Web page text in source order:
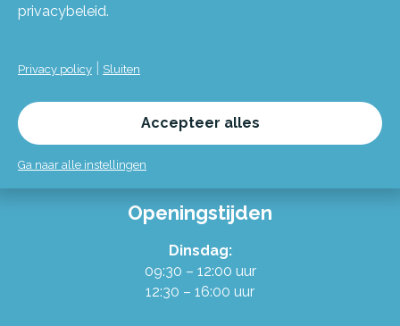
Alles over de Ruilwinkel
Werken in de Ruilwinkel
Spekhofstraat 15
(bij binnenkomst grote trap omhoog)
Openingstijden
Dinsdag:
09:30 – 12:00 uur
12:30 – 16:00 uur
privacybeleid.
Privacy policy Sluiten
Accepteer alles
Ga naar alle instellingen